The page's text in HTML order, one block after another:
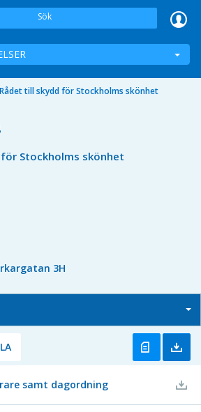
Sök
Rådet till skydd för Stockholms skönhet
Stockholms skönhet
3H
samt dagordning